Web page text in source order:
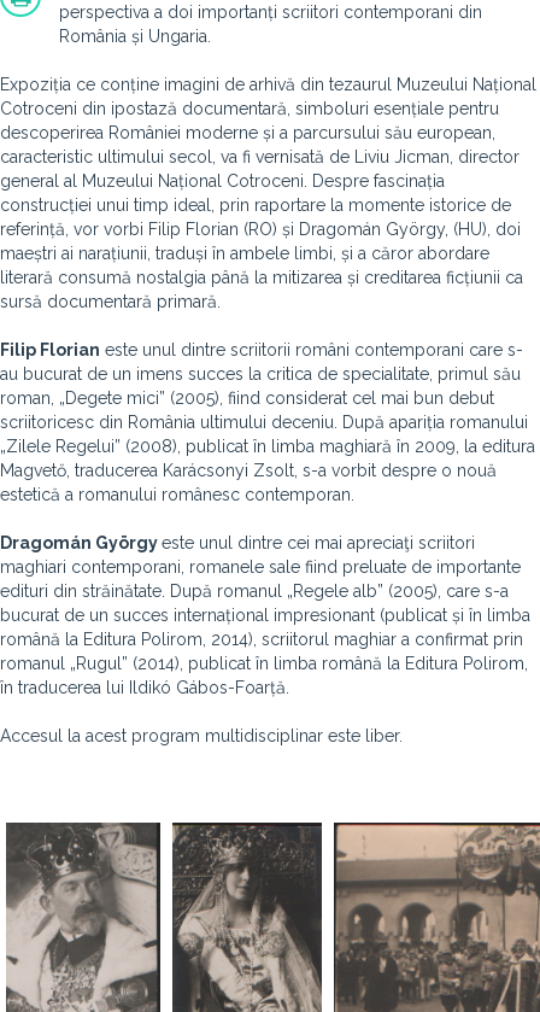
perspectiva a doi importanți scriitori contemporani din
România și Ungaria.
Expoziția ce conține imagini de arhivă din tezaurul Muzeului Național
Cotroceni din ipostază documentară, simboluri esențiale pentru
descoperirea României moderne și a parcursului său european,
caracteristic ultimului secol, va fi vernisată de Liviu Jicman, director
general al Muzeului Național Cotroceni. Despre fascinația
construcției unui timp ideal, prin raportare la momente istorice de
referință, vor vorbi Filip Florian (RO) și Dragomán György, (HU), doi
maeștri ai narațiunii, traduși în ambele limbi, și a căror abordare
literară consumă nostalgia până la mitizarea și creditarea ficțiunii ca
sursă documentară primară.
Filip Florian este unul dintre scriitorii români contemporani care s-
au bucurat de un imens succes la critica de specialitate, primul său
roman, „Degete mici” (2005), fiind considerat cel mai bun debut
scriitoricesc din România ultimului deceniu. După apariția romanului
„Zilele Regelui” (2008), publicat în limba maghiară în 2009, la editura
Magvető, traducerea Karácsonyi Zsolt, s-a vorbit despre o nouă
estetică a romanului românesc contemporan.
Dragomán Györgyeste unul dintre cei mai apreciaţi scriitori
maghiari contemporani, romanele sale fiind preluate de importante
edituri din străinătate. După romanul „Regele alb” (2005), care s-a
bucurat de un succes internațional impresionant (publicat și în limba
română la Editura Polirom, 2014), scriitorul maghiar a confirmat prin
romanul „Rugul” (2014), publicat în limba română la Editura Polirom,
în traducerea lui Ildikó Gábos-Foarță.
Accesul la acest program multidisciplinar este liber.